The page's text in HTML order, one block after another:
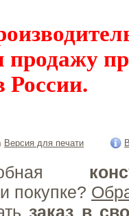
продажу
России.
Версия для печати
покупке?